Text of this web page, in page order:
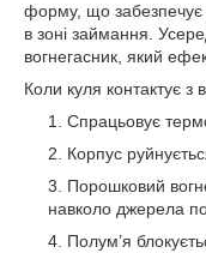
форму, що забезпечує
в зоні займання.
вогнегасник, який
Коли куля контактує з
Спрацьовує
Корпус
Порошковий
навколо джерела
Полум’я